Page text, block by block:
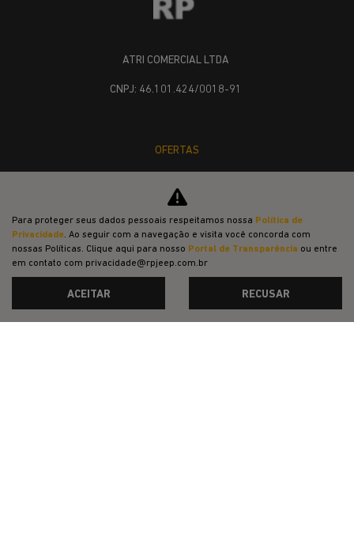
ATRI COMERCIAL LTDA
CNPJ: 46.101.424/0018-91
OFERTAS
JEEP ACESSÍVEL
SOLUÇÕES FINANCEIRAS
Para proteger seus dados pessoais respeitamos nossa Política de
Privacidade. Ao seguir com a navegação e visita você concorda com
nossas Políticas. Clique aqui para nosso Portal de Transparência ou entre
em contato com privacidade@rpjeep.com.br
ACEITAR RECUSAR